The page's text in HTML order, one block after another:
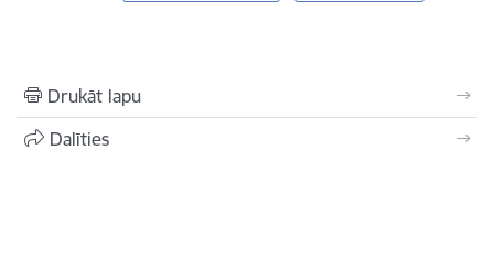
Drukāt lapu
Dalīties